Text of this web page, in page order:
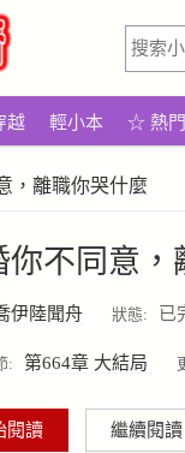
越 輕小本 ☆ 熱
，離職你哭什麼
你不同意，
伊陸聞舟 狀態: 已
: 第664章 大結局
閱讀 繼續閱讀